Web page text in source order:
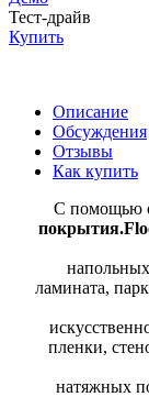
Тест-драйв
Купить
Описание
Обсуждения
Отзывы
Как купить
С помощью
ламината,
пленки,
натяжных